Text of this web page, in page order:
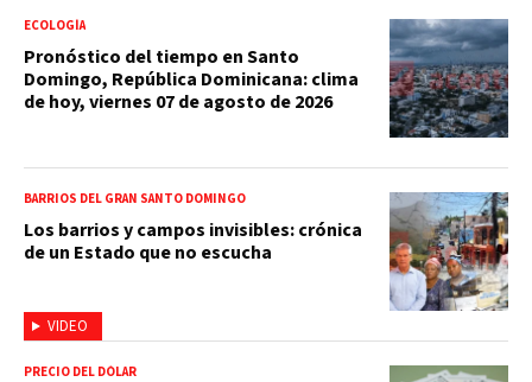
ECOLOGÍA
Pronóstico del tiempo en Santo
Domingo, República Dominicana: clima
de hoy, viernes 07 de agosto de 2026
VIDEO
BARRIOS DEL GRAN SANTO DOMINGO
Los barrios y campos invisibles: crónica
de un Estado que no escucha
PRECIO DEL DÓLAR